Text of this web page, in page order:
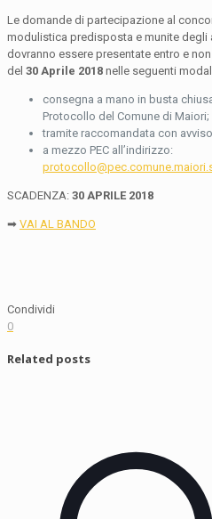
Le domande di partecipazione al
modulistica predisposta e munite degli
dovranno essere presentate entro e
del 30 Aprile 2018 nelle seguenti
consegna a mano in busta
Protocollo del Comune di Maiori;
tramite raccomandata con
a mezzo PEC all’indirizzo:
SCADENZA: 30 APRILE 2018
➡ VAI AL BANDO
Condividi
0
Related posts